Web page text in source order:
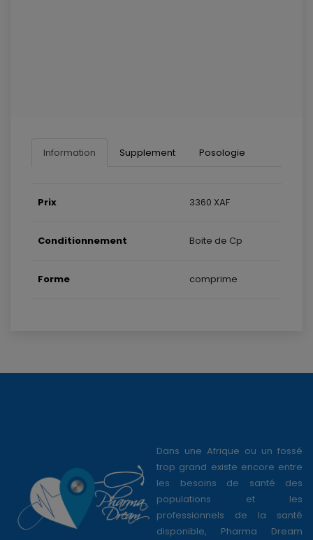
Information Supplement Posologie
Prix 3360 XAF
Conditionnement Boite de Cp
Forme comprime
Dans une Afrique ou un fossé
trop grand existe encore entre
les besoins de santé des
populations et les
professionnels de la santé
disponible, Pharma Dream